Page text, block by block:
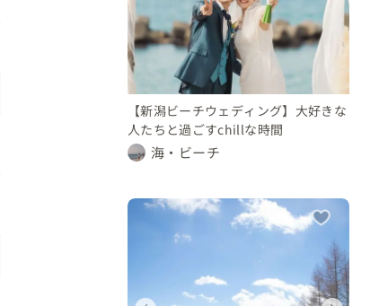
新潟県
150 〜 200 万円
【新潟ビーチウェディング】大好きな
人たちと過ごすchillな時間
海・ビーチ
新潟県
100 〜 150 万円
新潟県
150 〜 200 万円